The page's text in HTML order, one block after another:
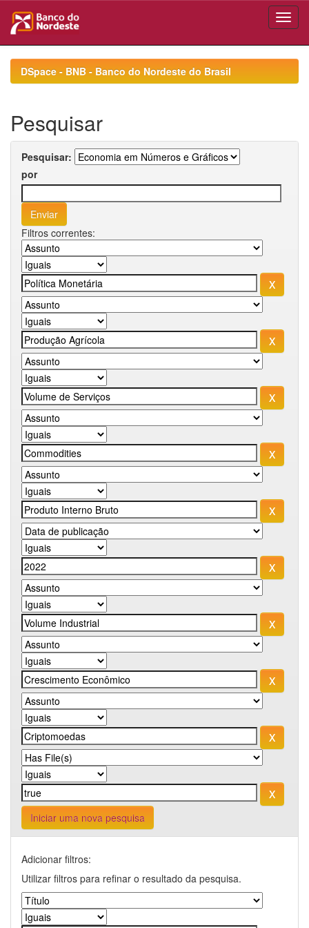
navigationDSpace - BNB - Banco do Nordeste do Brasil
Pesquisar
Pesquisar:
por
Filtros correntes:
Iniciar uma nova pesquisa
Adicionar filtros:
Utilizar filtros para refinar o resultado da pesquisa.